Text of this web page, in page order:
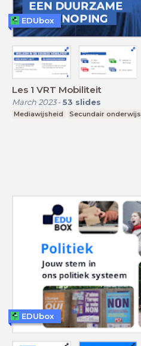
Les 1 VRT Mobiliteit
March 2023- 53 slides
Mediawijsheid Secundair onderwijs
EDUbox
EDUbox